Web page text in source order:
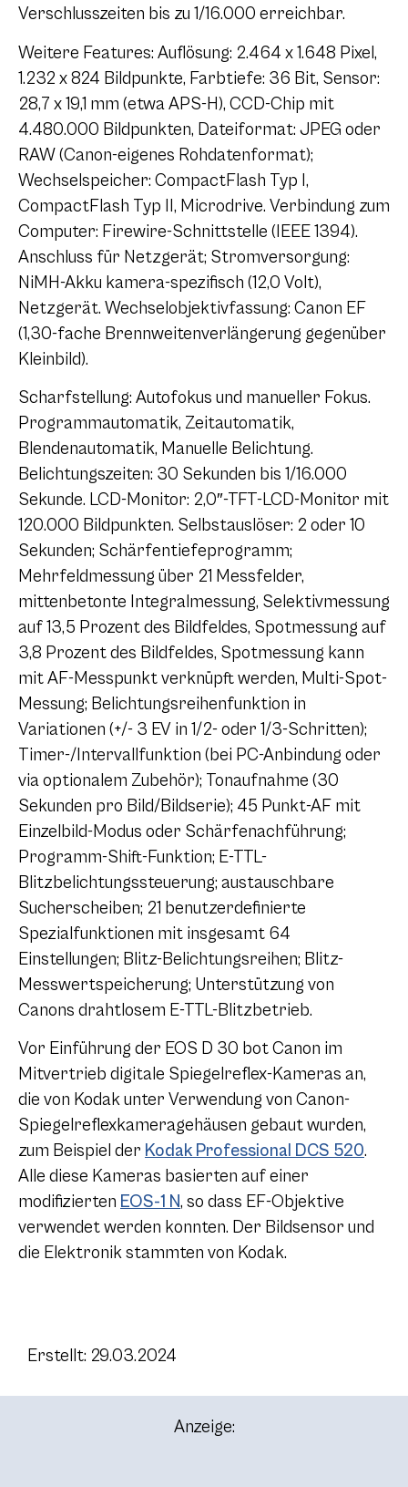
Verschlusszeiten bis zu 1/16.000 erreichbar.
Weitere Features: Auflösung: 2.464 x 1.648 Pixel,
1.232 x 824 Bildpunkte, Farbtiefe: 36 Bit, Sensor:
28,7 x 19,1 mm (etwa APS-H), CCD-Chip mit
4.480.000 Bildpunkten, Dateiformat: JPEG oder
RAW (Canon-eigenes Rohdatenformat);
Wechselspeicher: CompactFlash Typ I,
CompactFlash Typ II, Microdrive. Verbindung zum
Computer: Firewire-Schnittstelle (IEEE 1394).
Anschluss für Netzgerät; Stromversorgung:
NiMH-Akku kamera-spezifisch (12,0 Volt),
Netzgerät. Wechselobjektivfassung: Canon EF
(1,30-fache Brennweitenverlängerung gegenüber
Kleinbild).
Scharfstellung: Autofokus und manueller Fokus.
Programmautomatik, Zeitautomatik,
Blendenautomatik, Manuelle Belichtung.
Belichtungszeiten: 30 Sekunden bis 1/16.000
Sekunde. LCD-Monitor: 2,0″-TFT-LCD-Monitor mit
120.000 Bildpunkten. Selbstauslöser: 2 oder 10
Sekunden; Schärfentiefeprogramm;
Mehrfeldmessung über 21 Messfelder,
mittenbetonte Integralmessung, Selektivmessung
auf 13,5 Prozent des Bildfeldes, Spotmessung auf
3,8 Prozent des Bildfeldes, Spotmessung kann
mit AF-Messpunkt verknüpft werden, Multi-Spot-
Messung; Belichtungsreihenfunktion in
Variationen (+/- 3 EV in 1/2- oder 1/3-Schritten);
Timer-/Intervallfunktion (bei PC-Anbindung oder
via optionalem Zubehör); Tonaufnahme (30
Sekunden pro Bild/Bildserie); 45 Punkt-AF mit
Einzelbild-Modus oder Schärfenachführung;
Programm-Shift-Funktion; E-TTL-
Blitzbelichtungssteuerung; austauschbare
Sucherscheiben; 21 benutzerdefinierte
Spezialfunktionen mit insgesamt 64
Einstellungen; Blitz-Belichtungsreihen; Blitz-
Messwertspeicherung; Unterstützung von
Canons drahtlosem E-TTL-Blitzbetrieb.
Vor Einführung der EOS D 30 bot Canon im
Mitvertrieb digitale Spiegelreflex-Kameras an,
die von Kodak unter Verwendung von Canon-
Spiegelreflexkameragehäusen gebaut wurden,
zum Beispiel der Kodak Professional DCS 520.
Alle diese Kameras basierten auf einer
modifizierten EOS-1 N, so dass EF-Objektive
verwendet werden konnten. Der Bildsensor und
die Elektronik stammten von Kodak.
Erstellt: 29.03.2024
Anzeige: